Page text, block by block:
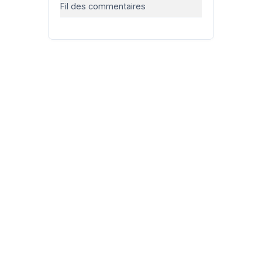
Fil des commentaires